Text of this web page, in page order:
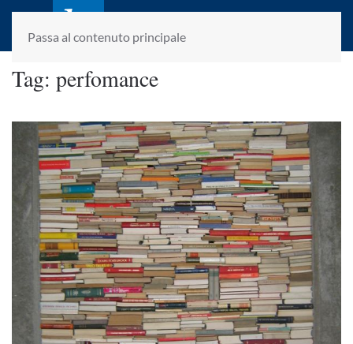
Passa al contenuto principale
laletteraturaenoi.it
fondato da Romano Luperini
Tag: perfomance